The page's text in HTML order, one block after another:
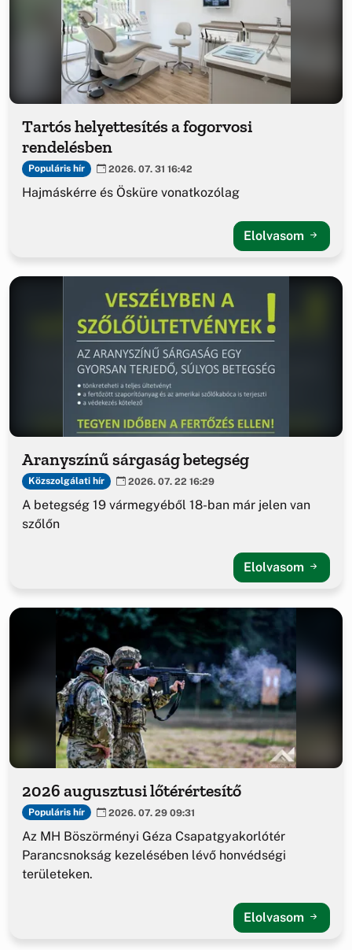
Tartós helyettesítés a fogorvosi
rendelésben
Populáris hír 2026. 07. 31 16:42
Hajmáskérre és Ösküre vonatkozólag
Elolvasom
Aranyszínű sárgaság betegség
Közszolgálati hír 2026. 07. 22 16:29
A betegség 19 vármegyéből 18-ban már jelen van
szőlőn
Elolvasom
2026 augusztusi lőtérértesítő
Populáris hír 2026. 07. 29 09:31
Az MH Böszörményi Géza Csapatgyakorlótér
Parancsnokság kezelésében lévő honvédségi
területeken.
Elolvasom